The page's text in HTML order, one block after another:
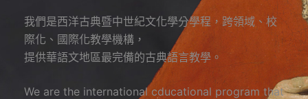
我們是西洋古典暨中世紀文化學分學程，跨領域、校
際化、國際化教學機構，
提供華語文地區最完備的古典語言教學。
We are the international cducational program that